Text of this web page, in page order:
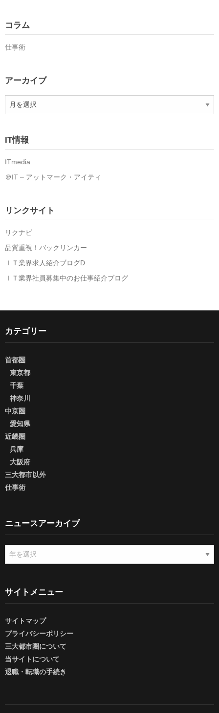
コラム
仕事術
アーカイブ
ー
IT情報
ITmedia
＠IT – アットマーク・アイティ
リンクサイト
リクナビ
品質重視！バックリンカー
ＩＴ業界求人紹介ブログD
ＩＴ業界社員募集中のお仕事紹介ブログ
カテゴリー
首都圏
東京都
千葉
神奈川
中京圏
愛知県
近畿圏
兵庫
大阪府
三大都市以外
仕事術
ニュースアーカイブ
ア
イ
ブ
サイトメニュー
サイトマップ
プライバシーポリシー
三大都市圏について
当サイトについて
退職・転職の手続き